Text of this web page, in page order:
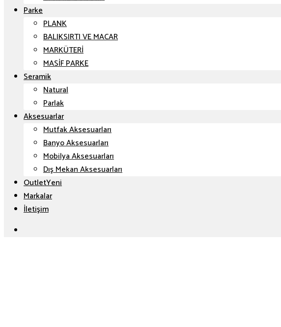
Parke
PLANK
BALIKSIRTI VE MACAR
MARKÜTERİ
MASİF PARKE
Seramik
Natural
Parlak
Aksesuarlar
Mutfak Aksesuarları
Banyo Aksesuarları
Mobilya Aksesuarları
Dış Mekan Aksesuarları
Outlet
Markalar
İletişim